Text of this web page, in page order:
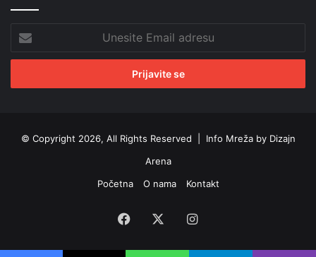
Email
adresu
© Copyright 2026, All Rights Reserved | Info Mreža by Dizajn
Arena
Početna
O nama Kontakt
Facebook Instagram